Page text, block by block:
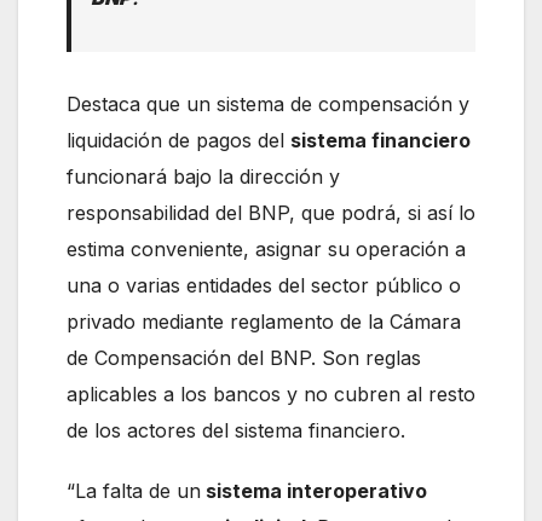
Destaca que un sistema de compensación y
liquidación de pagos del sistema financiero
funcionará bajo la dirección y
responsabilidad del BNP, que podrá, si así lo
estima conveniente, asignar su operación a
una o varias entidades del sector público o
privado mediante reglamento de la Cámara
de Compensación del BNP. Son reglas
aplicables a los bancos y no cubren al resto
de los actores del sistema financiero.
“La falta de un sistema interoperativo